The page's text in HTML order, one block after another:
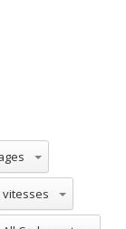
All Carburants